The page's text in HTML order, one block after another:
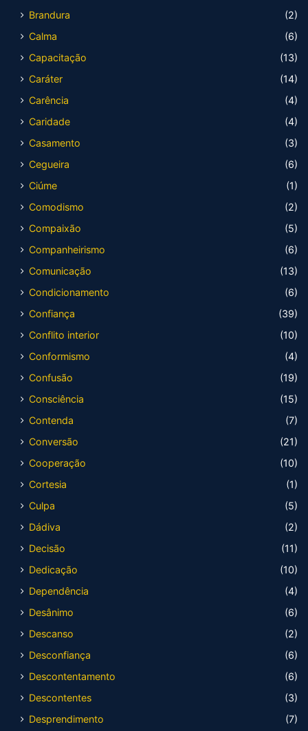
Brandura
(2)
Calma
(6)
Capacitação
(13)
Caráter
(14)
Carência
(4)
Caridade
(4)
Casamento
(3)
Cegueira
(6)
Ciúme
(1)
Comodismo
(2)
Compaixão
(5)
Companheirismo
(6)
Comunicação
(13)
Condicionamento
(6)
Confiança
(39)
Conflito interior
(10)
Conformismo
(4)
Confusão
(19)
Consciência
(15)
Contenda
(7)
Conversão
(21)
Cooperação
(10)
Cortesia
(1)
Culpa
(5)
Dádiva
(2)
Decisão
(11)
Dedicação
(10)
Dependência
(4)
Desânimo
(6)
Descanso
(2)
Desconfiança
(6)
Descontentamento
(6)
Descontentes
(3)
Desprendimento
(7)